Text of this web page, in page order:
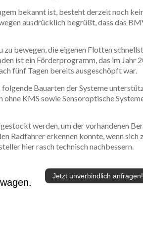
bekannt ist, besteht derzeit noch
ausdrücklich begrüßt, dass das
bewegen, die eigenen Flotten
ist ein Förderprogramm, das im Jahr
fünf Tagen bereits ausgeschöpft war.
Bauarten der Systeme
KMS sowie Sensoroptische
werden, um der vorhandenen
Radfahrer erkennen konnte, wenn sich
hier rasch technisch nachbessern.
Jetzt unverbindlich anfragen!